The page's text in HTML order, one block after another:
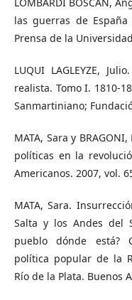
las guerras de España
Prensa de la
LUQUI LAGLEYZE,
realista. Tomo I. 1810-
Sanmartiniano;
MATA, Sara y
políticas en la
Americanos. 2007, vol.
MATA, Sara.
Salta y los Andes del
pueblo dónde está?
política popular de la
Río de la Plata. Buenos